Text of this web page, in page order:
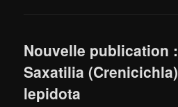
Nouvelle publication :
Saxatilia (Crenicichla)
lepidota